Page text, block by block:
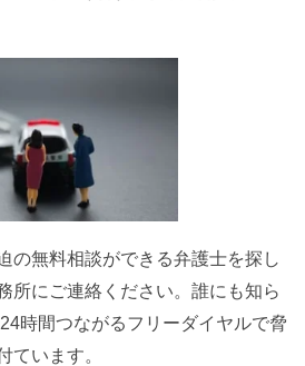
の無料相談ができる弁護士を探し
所にご連絡ください。誰にも知ら
時間つながるフリーダイヤルで脅
ています。